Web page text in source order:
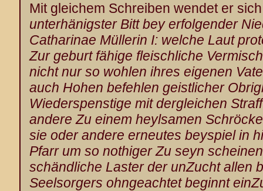
Mit gleichem Schreiben wendet er
unterhänigster Bitt bey erfolgender
Catharinae Müllerin I: welche Laut
Zur geburt fähige fleischliche
nicht nur so wohlen ihres eigenen
auch Hohen befehlen geistlicher
Wiederspenstige mit dergleichen
andere Zu einem heylsamen
sie oder andere erneutes beyspiel in
Pfarr um so nothiger Zu seyn
schändliche Laster der unZucht allen
Seelsorgers ohngeachtet beginnt